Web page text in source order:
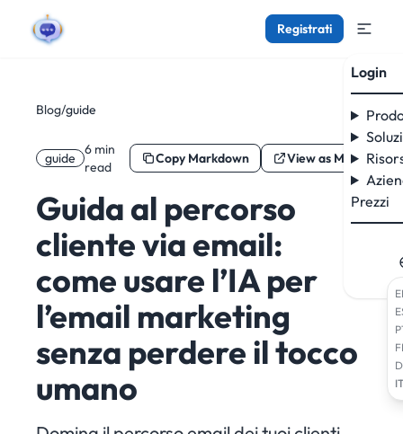
Registrati
Login
Prezzi
IT
Blog/guide
guide
6 min
read
Copy Markdown View as Markdown
Guida al percorso
cliente via email:
come usare l’IA per
l’email marketing
senza perdere il tocco
umano